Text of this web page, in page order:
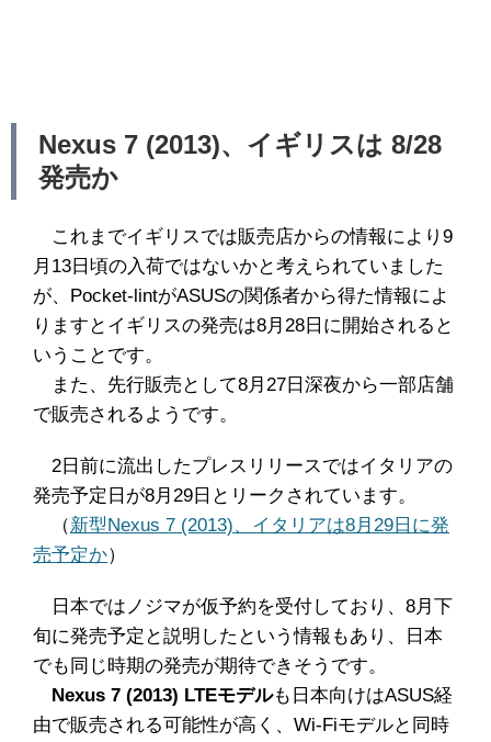
Nexus 7 (2013)、イギリスは 8/28
発売か
これまでイギリスでは販売店からの情報により9
月13日頃の入荷ではないかと考えられていました
が、Pocket-lintがASUSの関係者から得た情報によ
りますとイギリスの発売は8月28日に開始されると
いうことです。
また、先行販売として8月27日深夜から一部店舗
で販売されるようです。
2日前に流出したプレスリリースではイタリアの
発売予定日が8月29日とリークされています。
（新型Nexus 7 (2013)、イタリアは8月29日に発
売予定か）
日本ではノジマが仮予約を受付しており、8月下
旬に発売予定と説明したという情報もあり、日本
でも同じ時期の発売が期待できそうです。
Nexus 7 (2013) LTEモデルも日本向けはASUS経
由で販売される可能性が高く、Wi-Fiモデルと同時